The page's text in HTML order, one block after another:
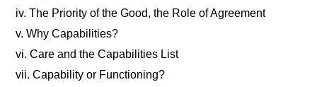
iv. The Priority of the Good, the Role of Agreement
v. Why Capabilities?
vi. Care and the Capabilities List
vii. Capability or Functioning?